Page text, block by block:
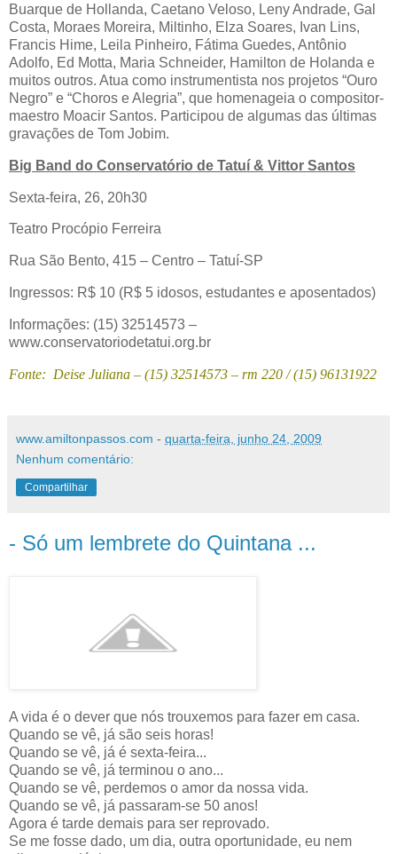
Buarque de Hollanda, Caetano Veloso, Leny Andrade, Gal
Costa, Moraes Moreira, Miltinho, Elza Soares, Ivan Lins,
Francis Hime, Leila Pinheiro, Fátima Guedes, Antônio
Adolfo, Ed Motta, Maria Schneider, Hamilton de Holanda e
muitos outros. Atua como instrumentista nos projetos “Ouro
Negro” e “Choros e Alegria”, que homenageia o compositor-
maestro Moacir Santos. Participou de algumas das últimas
gravações de Tom Jobim.
Big Band do Conservatório de Tatuí & Vittor Santos
Sexta-feira, 26, 20h30
Teatro Procópio Ferreira
Rua São Bento, 415 – Centro – Tatuí-SP
Ingressos: R$ 10 (R$ 5 idosos, estudantes e aposentados)
Informações: (15) 32514573 –
www.conservatoriodetatui.org.br
Fonte: Deise Juliana – (15) 32514573 – rm 220 / (15) 96131922
www.amiltonpassos.com - quarta-feira, junho 24, 2009
Nenhum comentário:
Compartilhar
- Só um lembrete do Quintana ...
A vida é o dever que nós trouxemos para fazer em casa.
Quando se vê, já são seis horas!
Quando se vê, já é sexta-feira...
Quando se vê, já terminou o ano...
Quando se vê, perdemos o amor da nossa vida.
Quando se vê, já passaram-se 50 anos!
Agora é tarde demais para ser reprovado.
Se me fosse dado, um dia, outra oportunidade, eu nem